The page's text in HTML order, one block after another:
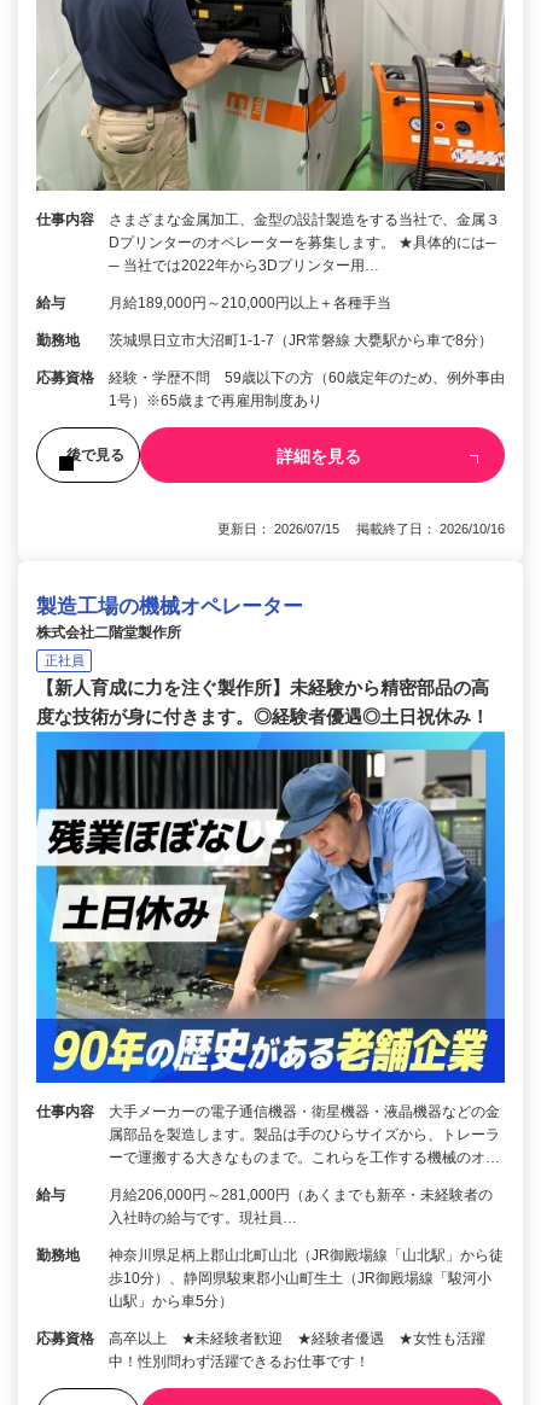
仕事内容
さまざまな金属加工、金型の設計製造をする当社で、金属３
Dプリンターのオペレーターを募集します。 ★具体的には─
─ 当社では2022年から3Dプリンター用…
給与 月給189,000円～210,000円以上＋各種手当
勤務地 茨城県日立市大沼町1-1-7（JR常磐線 大甕駅から車で8分）
応募資格
経験・学歴不問 59歳以下の方（60歳定年のため、例外事由
1号）※65歳まで再雇用制度あり
後で見る 詳細を見る
更新日： 2026/07/15 掲載終了日： 2026/10/16
製造工場の機械オペレーター
株式会社二階堂製作所
正社員
【新人育成に力を注ぐ製作所】未経験から精密部品の高
度な技術が身に付きます。◎経験者優遇◎土日祝休み！
仕事内容
大手メーカーの電子通信機器・衛星機器・液晶機器などの金
属部品を製造します。製品は手のひらサイズから、トレーラ
ーで運搬する大きなものまで。これらを工作する機械のオ…
給与
月給206,000円～281,000円（あくまでも新卒・未経験者の
入社時の給与です。現社員…
勤務地
神奈川県足柄上郡山北町山北（JR御殿場線「山北駅」から徒
歩10分）、静岡県駿東郡小山町生土（JR御殿場線「駿河小
山駅」から車5分）
応募資格
高卒以上 ★未経験者歓迎 ★経験者優遇 ★女性も活躍
中！性別問わず活躍できるお仕事です！